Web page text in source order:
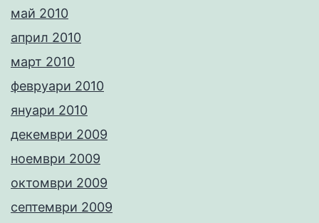
май 2010
април 2010
март 2010
февруари 2010
януари 2010
декември 2009
ноември 2009
октомври 2009
септември 2009